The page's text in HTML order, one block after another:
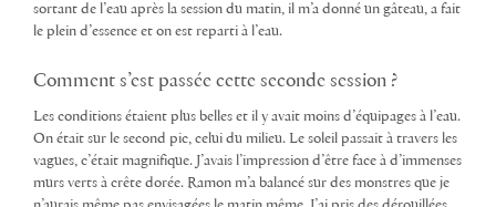
sortant de l’eau après la session du matin, il m’a donné un gâteau, a fait
le plein d’essence et on est reparti à l’eau.
Comment s’est passée cette seconde session ?
Les conditions étaient plus belles et il y avait moins d’équipages à l’eau.
On était sur le second pic, celui du milieu. Le soleil passait à travers les
vagues, c’était magnifique. J’avais l’impression d’être face à d’immenses
murs verts à crête dorée. Ramon m’a balancé sur des monstres que je